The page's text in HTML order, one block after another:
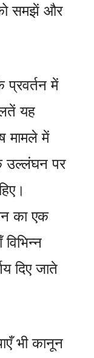
समझें और
में
यह
मामले में
उल्लंघन पर
का एक
दिए जाते
भी कानून